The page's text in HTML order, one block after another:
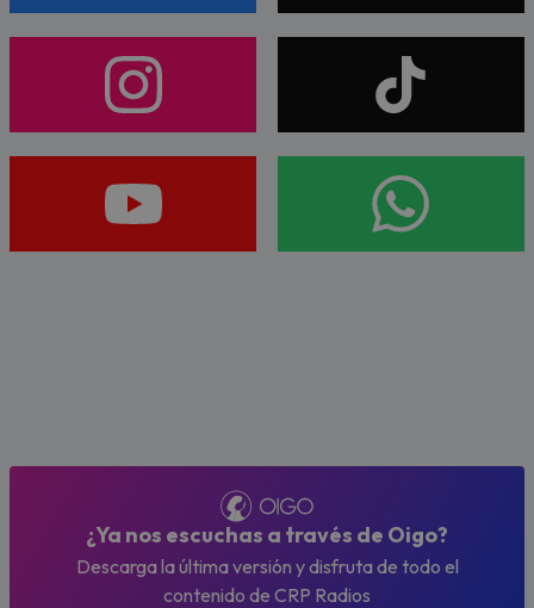
¿Ya nos escuchas a través de Oigo?
Descarga la última versión y disfruta de todo el
contenido de CRP Radios